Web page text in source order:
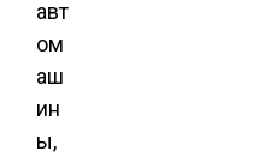
авт
ом
аш
ин
ы,